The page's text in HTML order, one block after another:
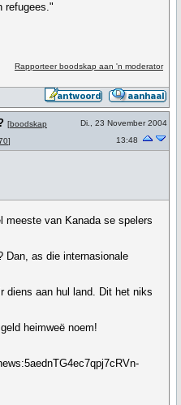
refugees."
Rapporteer boodskap aan 'n moderator
[boodskap
]
Di., 23 November 2004
13:48
meeste van Kanada se spelers
Dan, as die internasionale
diens aan hul land. Dit het niks
heimweë noem!